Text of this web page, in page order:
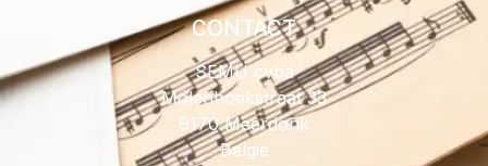
CONTACT
SEMU cvba
Molenhoekstraat 33
9170 Meerdonk
België